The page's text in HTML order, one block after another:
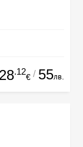
28.12
€ / 55лв.